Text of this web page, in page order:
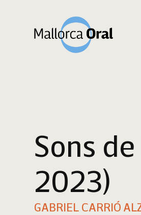
Sons
2023)
GABRIEL CARRIÓ